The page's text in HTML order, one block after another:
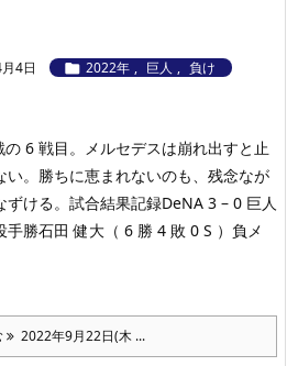
4日  2022年 , 巨人 , 負け
の 6 戦目。メルセデスは崩れ出すと止
い。勝ちに恵まれないのも、残念なが
ずける。 試合結果記録DeNA 3 – 0 巨人
手勝石田 健大（ 6 勝 4 敗 0 S ）負メ
2022年9月22日(木 ...